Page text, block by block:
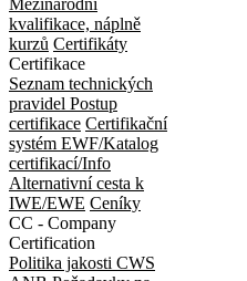
Mezinárodní
kvalifikace, náplně
kurzů Certifikáty
Certifikace
Seznam technických
pravidel Postup
certifikace Certifikační
systém EWF/Katalog
certifikací/Info
Alternativní cesta k
IWE/EWE Ceníky
CC - Company
Certification
Politika jakosti CWS